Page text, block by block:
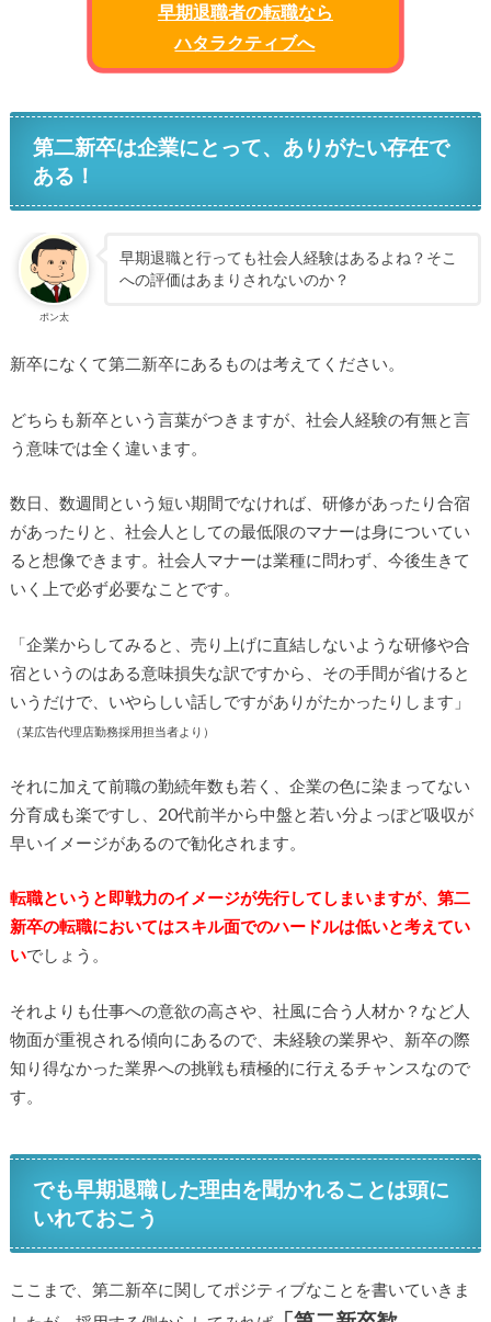
早期退職者の転職なら
ハタラクティブへ
第二新卒は企業にとって、ありがたい存在で
ある！
ポン太
早期退職と行っても社会人経験はあるよね？そこ
への評価はあまりされないのか？
新卒になくて第二新卒にあるものは考えてください。
どちらも新卒という言葉がつきますが、社会人経験の有無と言
う意味では全く違います。
数日、数週間という短い期間でなければ、研修があったり合宿
があったりと、社会人としての最低限のマナーは身についてい
ると想像できます。社会人マナーは業種に問わず、今後生きて
いく上で必ず必要なことです。
「企業からしてみると、売り上げに直結しないような研修や合
宿というのはある意味損失な訳ですから、その手間が省けると
いうだけで、いやらしい話しですがありがたかったりします」
（某広告代理店勤務採用担当者より）
それに加えて前職の勤続年数も若く、企業の色に染まってない
分育成も楽ですし、20代前半から中盤と若い分よっぽど吸収が
早いイメージがあるので勧化されます。
転職というと即戦力のイメージが先行してしまいますが、第二
新卒の転職においてはスキル面でのハードルは低いと考えてい
いでしょう。
それよりも仕事への意欲の高さや、社風に合う人材か？など人
物面が重視される傾向にあるので、未経験の業界や、新卒の際
知り得なかった業界への挑戦も積極的に行えるチャンスなので
す。
でも早期退職した理由を聞かれることは頭に
いれておこう
ここまで、第二新卒に関してポジティブなことを書いていきま